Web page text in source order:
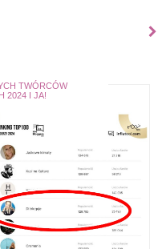
TWÓRCÓW
2024 I JA!